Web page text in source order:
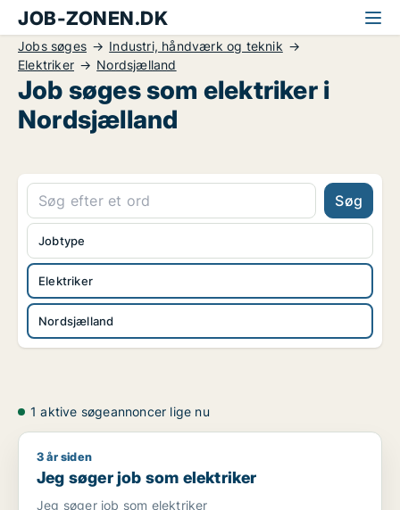
JOB-ZONEN.DK
Jobs søges
Industri, håndværk og teknik
Elektriker
Nordsjælland
Job søges som elektriker i
Nordsjælland
Søg
Elektriker
Nordsjælland
Jobtype
1 aktive søgeannoncer lige nu
Jeg søger job som elektriker
3 år siden
Jeg søger job som elektriker
Jeg søger job som elektriker